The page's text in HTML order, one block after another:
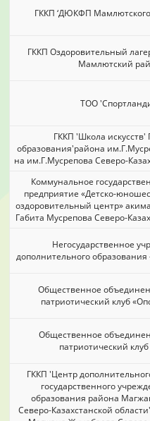
ГККП ‘ДЮКФП
ГККП Оздоровительный
Мамлютский
ТОО
ГККП 'Школа искусств'
образования'района
на им.Г.Мусрепова Северо-
Коммунальное
предприятие «Детско-
оздоровительный центр»
Габита Мусрепова Северо-
Негосударственное
дополнительного образования
Общественное
патриотический клуб
Общественное
патриотический
ГККП 'Центр
государственного
образования района
Северо-Казахстанской